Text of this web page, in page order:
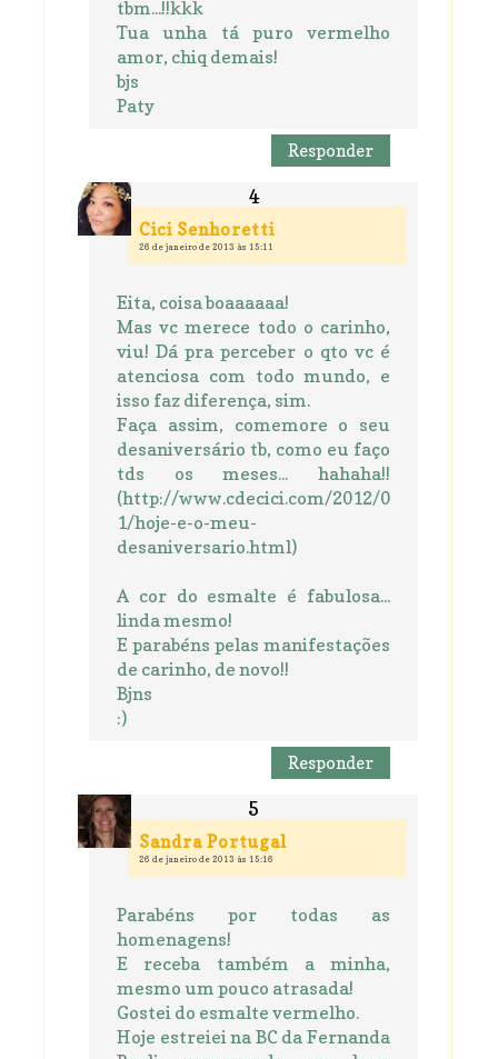
tbm...!!kkk
Tua unha tá puro vermelho
amor, chiq demais!
bjs
Paty
Responder
Cici Senhoretti
26 de janeiro de 2013 às 15:11
Eita, coisa boaaaaaa!
Mas vc merece todo o carinho,
viu! Dá pra perceber o qto vc é
atenciosa com todo mundo, e
isso faz diferença, sim.
Faça assim, comemore o seu
desaniversário tb, como eu faço
tds os meses... hahaha!!
(http://www.cdecici.com/2012/0
1/hoje-e-o-meu-
desaniversario.html)
A cor do esmalte é fabulosa...
linda mesmo!
E parabéns pelas manifestações
de carinho, de novo!!
Bjns
:)
Responder
Sandra Portugal
26 de janeiro de 2013 às 15:16
Parabéns por todas as
homenagens!
E receba também a minha,
mesmo um pouco atrasada!
Gostei do esmalte vermelho.
Hoje estreiei na BC da Fernanda